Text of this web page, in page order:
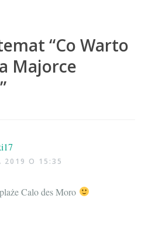
“Co Warto
Majorce
”
2019 O 15:35
Calo des Moro